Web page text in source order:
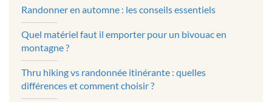
Randonner en automne : les conseils essentiels
Quel matériel faut il emporter pour un bivouac en
montagne ?
Thru hiking vs randonnée itinérante : quelles
différences et comment choisir ?